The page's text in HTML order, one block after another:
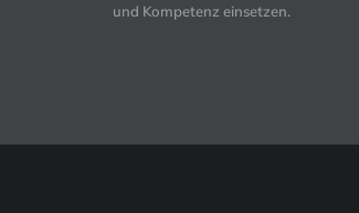
und Kompetenz einsetzen.